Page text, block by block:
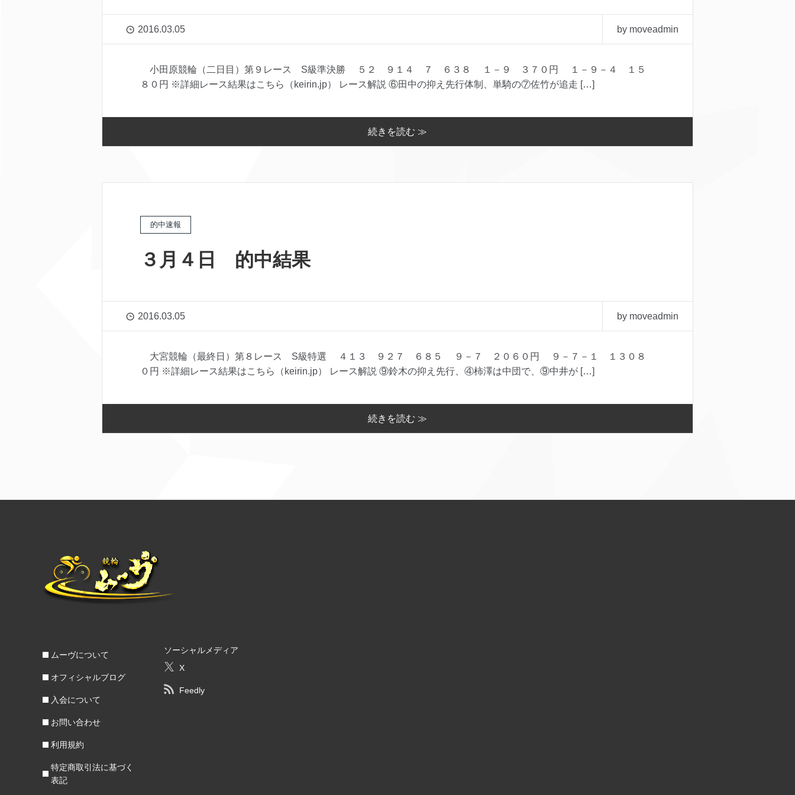
2016.03.05 by moveadmin
小田原競輪（二日目）第９レース S級準決勝 ５２ ９１４ ７ ６３８ １－９ ３７０円 １－９－４ １５
８０円 ※詳細レース結果はこちら（keirin.jp） レース解説 ⑥田中の抑え先行体制、単騎の⑦佐竹が追走 […]
続きを読む ≫
的中速報
３月４日 的中結果
2016.03.05 by moveadmin
大宮競輪（最終日）第８レース S級特選 ４１３ ９２７ ６８５ ９－７ ２０６０円 ９－７－１ １３０８
０円 ※詳細レース結果はこちら（keirin.jp） レース解説 ⑨鈴木の抑え先行、④柿澤は中団で、⑨中井が […]
続きを読む ≫
ムーヴについて
オフィシャルブログ
入会について
お問い合わせ
利用規約
特定商取引法に基づく
表記
ソーシャルメディア
X
Feedly